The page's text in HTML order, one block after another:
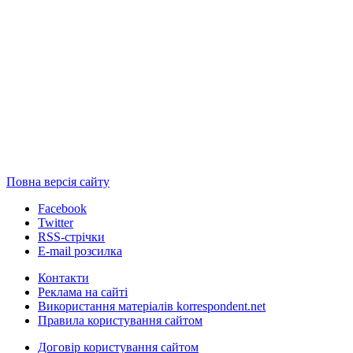
Повна версія сайту
Facebook
Twitter
RSS-стрічки
E-mail розсилка
Контакти
Реклама на сайті
Використання матеріалів korrespondent.net
Правила користування сайтом
Договір користування сайтом